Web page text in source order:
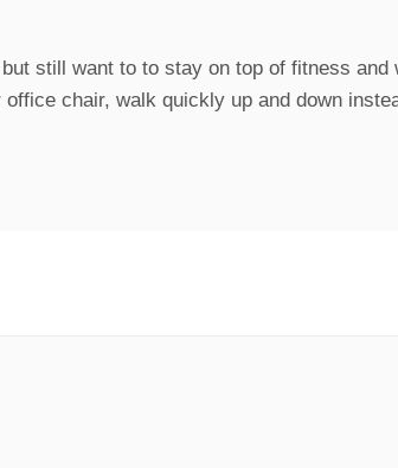
still want to to stay on top of fitness
chair, walk quickly up and down